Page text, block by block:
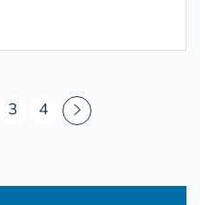
3 4